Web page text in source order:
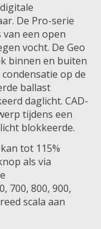
De Pro-serie
een open
vocht. De Geo
binnen en buiten
op de
ballast
daglicht. CAD-
tijdens een
blokkeerde.
tot 115%
als via
700, 800, 900,
scala aan